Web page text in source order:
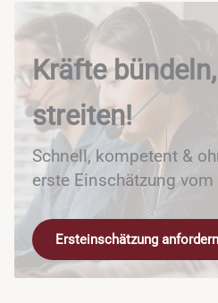
Kräfte
streiten!
Schnell, kompetent &
erste Einschätzung
Ersteinschätzung anfordern